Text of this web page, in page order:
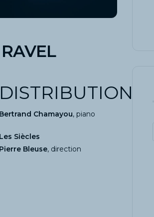
DISTRIBUTION
Bertrand Chamayou, piano
Les Siècles
Pierre Bleuse, direction